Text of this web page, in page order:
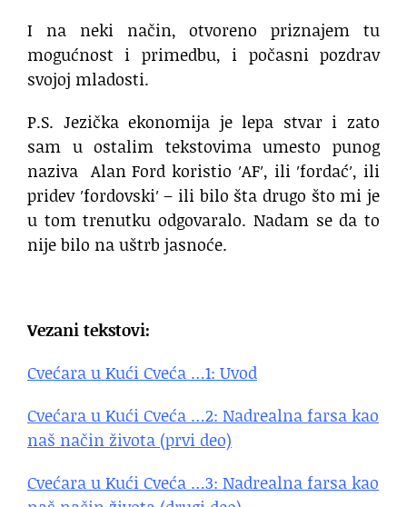
I na neki način, otvoreno priznajem tu
mogućnost i primedbu, i počasni pozdrav
svojoj mladosti.
P.S. Jezička ekonomija je lepa stvar i zato
sam u ostalim tekstovima umesto punog
naziva Alan Ford koristio ′AF′, ili ′fordać′, ili
pridev ′fordovski′ – ili bilo šta drugo što mi je
u tom trenutku odgovaralo. Nadam se da to
nije bilo na uštrb jasnoće.
Vezani tekstovi:
Cvećara u Kući Cveća …1: Uvod
Cvećara u Kući Cveća …2: Nadrealna farsa kao
naš način života (prvi deo)
Cvećara u Kući Cveća …3: Nadrealna farsa kao